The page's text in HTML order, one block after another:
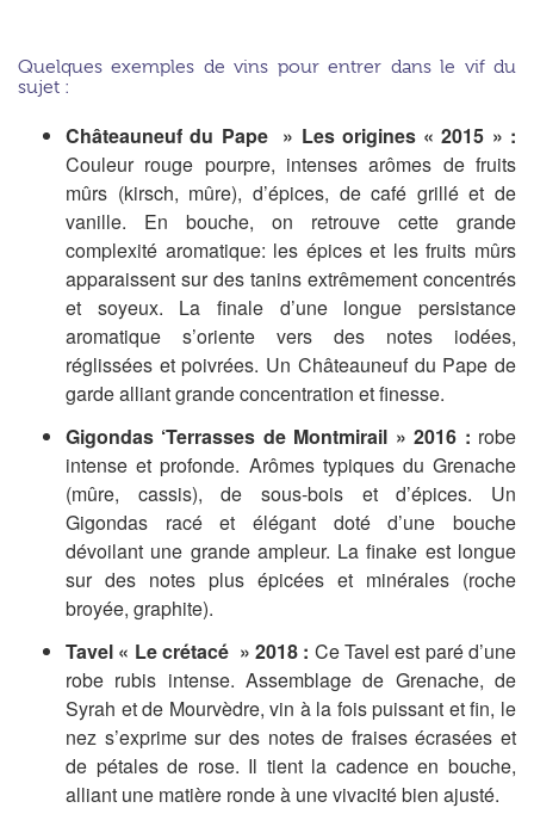
Quelques exemples de vins pour entrer dans le vif du
sujet :
Châteauneuf du Pape » Les origines « 2015 » :
Couleur rouge pourpre, intenses arômes de fruits
mûrs (kirsch, mûre), d’épices, de café grillé et de
vanille. En bouche, on retrouve cette grande
complexité aromatique: les épices et les fruits mûrs
apparaissent sur des tanins extrêmement concentrés
et soyeux. La finale d’une longue persistance
aromatique s’oriente vers des notes iodées,
réglissées et poivrées. Un Châteauneuf du Pape de
garde alliant grande concentration et finesse.
Gigondas ‘Terrasses de Montmirail » 2016 : robe
intense et profonde. Arômes typiques du Grenache
(mûre, cassis), de sous-bois et d’épices. Un
Gigondas racé et élégant doté d’une bouche
dévoilant une grande ampleur. La finake est longue
sur des notes plus épicées et minérales (roche
broyée, graphite).
Tavel « Le crétacé » 2018 : Ce Tavel est paré d’une
robe rubis intense. Assemblage de Grenache, de
Syrah et de Mourvèdre, vin à la fois puissant et fin, le
nez s’exprime sur des notes de fraises écrasées et
de pétales de rose. Il tient la cadence en bouche,
alliant une matière ronde à une vivacité bien ajusté.